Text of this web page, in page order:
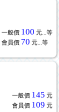
一般價 100 元...等
會員價 70 元...等
一般價 145 元
會員價 109 元